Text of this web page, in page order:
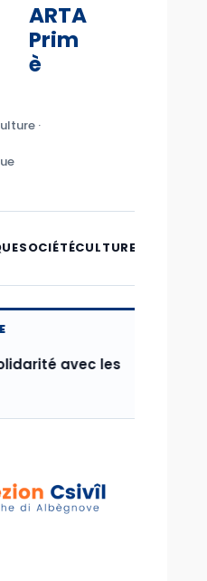
ARTA
Prim
è
·
SOCIÉTÉCULTURE
avec les